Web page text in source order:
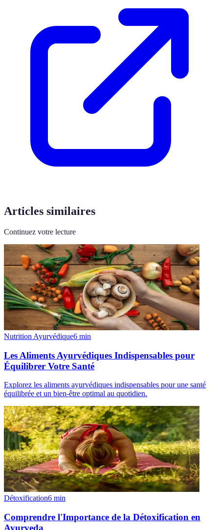
Articles similaires
Continuez votre lecture
Nutrition Ayurvédique6 min
Les Aliments Ayurvédiques Indispensables pour
Équilibrer Votre Santé
Explorez les aliments ayurvédiques indispensables pour une santé
équilibrée et un bien-être optimal au quotidien.
Détoxification6 min
Comprendre l'Importance de la Détoxification en
Ayurveda